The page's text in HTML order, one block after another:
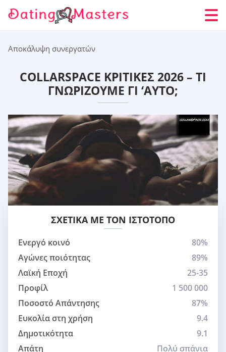
Αποκάλυψη συνεργατών
COLLARSPACE ΚΡΙΤΙΚΈΣ 2026 – ΤΙ
ΓΝΩΡΊΖΟΥΜΕ ΓΙ ‘ΑΥΤΌ;
ΣΧΕΤΙΚΆ ΜΕ ΤΟΝ ΙΣΤΌΤΟΠΟ
Ενεργό κοινό
80%
Αγώνες ποιότητας
89%
Λαϊκή Εποχή
25-35
Προφίλ
1 500 000
Ποσοστό Απάντησης
87%
Ευκολία στη χρήση
9.4
Δημοτικότητα
9.1
Απάτη
Πολύ σπάνια